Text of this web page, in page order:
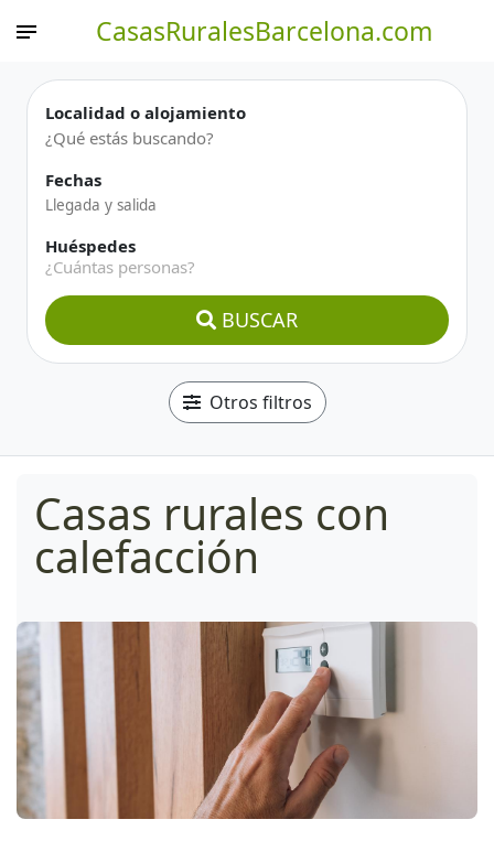
CasasRuralesBarcelona.com
Localidad o alojamiento
Fechas
Huéspedes
¿Cuántas personas?
BUSCAR
Otros filtros
Casas rurales con
calefacción